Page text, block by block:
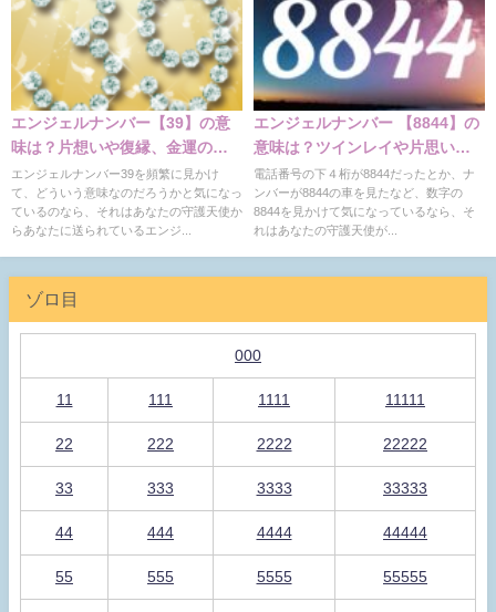
エンジェルナンバー【39】の意
味は？片想いや復縁、金運の意
味
エンジェルナンバー39を頻繁に見かけ
て、どういう意味なのだろうかと気になっ
ているのなら、それはあなたの守護天使か
らあなたに送られているエンジ...
エンジェルナンバー 【8844】の
意味は？ツインレイや片思いの
意味
電話番号の下４桁が8844だったとか、ナ
ンバーが8844の車を見たなど、数字の
8844を見かけて気になっているなら、そ
れはあなたの守護天使が...
ゾロ目
000
11 111 1111 11111
22 222 2222 22222
33 333 3333 33333
44 444 4444 44444
55 555 5555 55555